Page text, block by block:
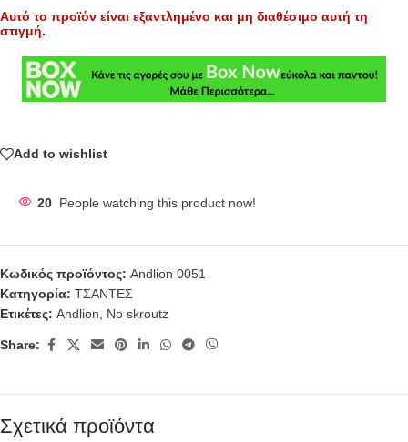
Αυτό το προϊόν είναι εξαντλημένο και μη διαθέσιμο αυτή τη
στιγμή.
Add to wishlist
20 People watching this product now!
Κωδικός προϊόντος: Andlion 0051
Κατηγορία: ΤΣΑΝΤΕΣ
Ετικέτες: Andlion No skroutz
Share:
Σχετικά προϊόντα